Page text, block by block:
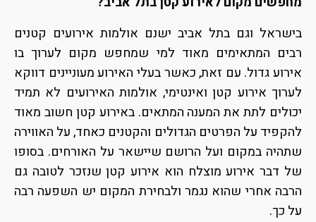
בישראל וגם בתל אביב ישנם אולמות אירועים קטנים
רבים המתאימים מאוד למי שמחפש מקום לערוך בו
אירוע גדול. עם זאת, כאשר בעלי האירוע מעוניינים דווקא
לערוך אירוע קטן ואינטימי, אולמות האירועים לא תמיד
יכולים לתת את המענה המתאים. באירוע קטן חשוב מאוד
להקפיד על הפרטים הגדולים והקטנים כאחד, על האווירה
שתהיה במקום ועל הרושם שיישאר על האורחים. בסופו
של דבר אירוע מוצלח הוא אירוע קטן שנזכר לטובה גם
הרבה אחרי שהוא נגמר ולבחירת המקום יש השפעה רבה
על כך.